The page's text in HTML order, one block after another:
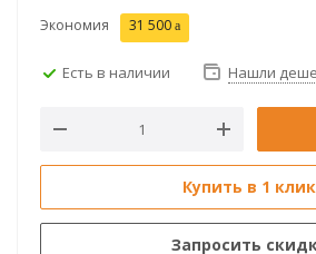
Экономия 31 500
Есть в наличии Нашли
Купить в 1 клик
Запросить